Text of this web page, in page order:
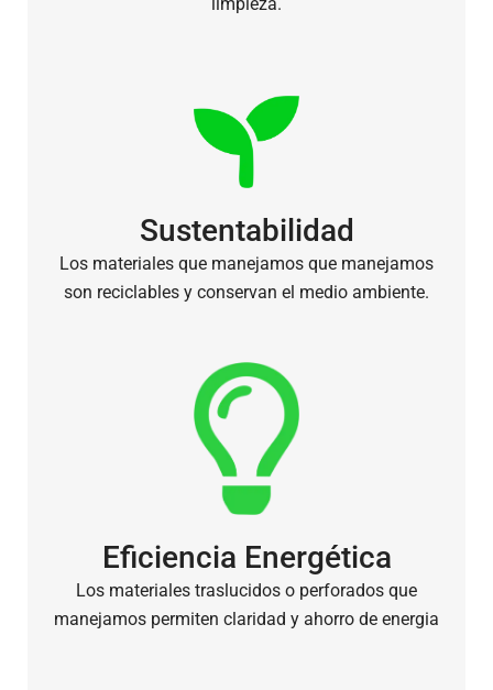
limpieza.
Sustentabilidad
Los materiales que manejamos que manejamos
son reciclables y conservan el medio ambiente.
Eficiencia Energética
Los materiales traslucidos o perforados que
manejamos permiten claridad y ahorro de energia